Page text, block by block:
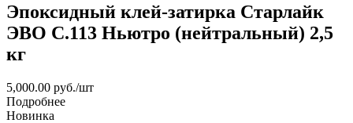
Эпоксидный клей-затирка Старлайк
ЭВО С.113 Ньютро (нейтральный) 2,5
кг
5,000.00 руб./шт
Подробнее
Новинка